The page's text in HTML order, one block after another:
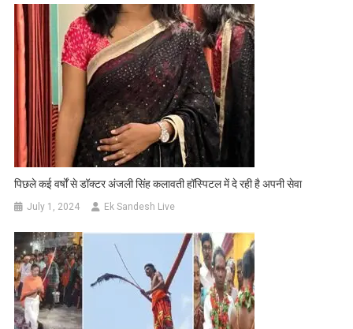
पिछले कई वर्षों से डॉक्टर अंजली सिंह कलावती हॉस्पिटल में दे रही है अपनी सेवा
July 1, 2024 Ek Sandesh Live